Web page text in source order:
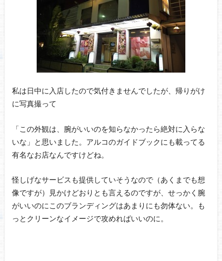
私は日中に入店したので気付きませんでしたが、帰りがけ
に写真撮って
「この外観は、腕がいいのを知らなかったら絶対に入らな
いな」と思いました。アルコのガイドブックにも載ってる
有名なお店なんですけどね。
怪しげなサービスも提供していそうなので（あくまでも想
像ですが）見かけどおりとも言えるのですが、せっかく腕
がいいのにこのブランディングはあまりにも勿体ない。も
っとクリーンなイメージで攻めればいいのに。